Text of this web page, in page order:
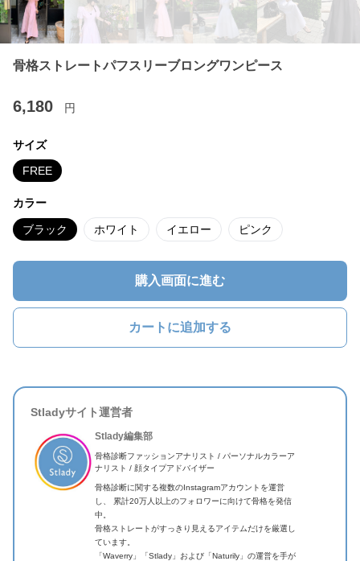
骨格ストレートパフスリーブロングワンピース
6,180 円
サイズ
FREE
カラー
ブラック ホワイト イエロー ピンク
購入画面に進む
カートに追加する
Stladyサイト運営者
Stlady編集部
骨格診断ファッションアナリスト / パーソナルカラーア
ナリスト / 顔タイプアドバイザー
骨格診断に関する複数のInstagramアカウントを運営
し、 累計20万人以上のフォロワーに向けて骨格を発信
中。
骨格ストレートがすっきり見えるアイテムだけを厳選し
ています。
「Waverry」「Stlady」および「Naturily」の運営を手が